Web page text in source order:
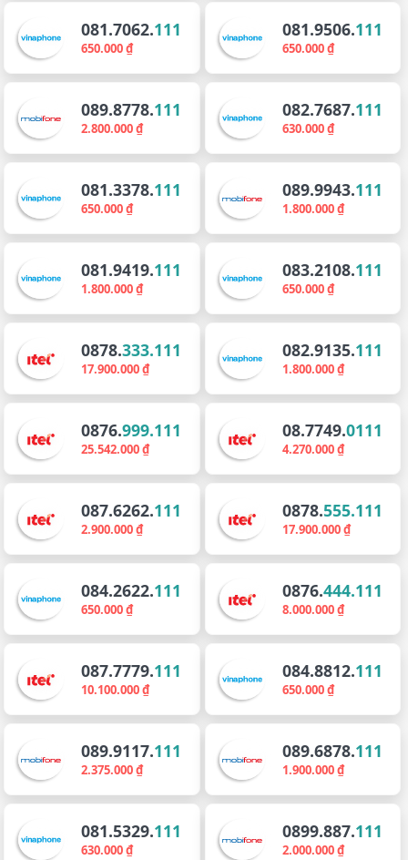
081.7062.111
650.000 ₫
081.9506.111
650.000 ₫
089.8778.111
2.800.000 ₫
082.7687.111
630.000 ₫
081.3378.111
650.000 ₫
089.9943.111
1.800.000 ₫
081.9419.111
1.800.000 ₫
083.2108.111
650.000 ₫
0878.333.111
17.900.000 ₫
082.9135.111
1.800.000 ₫
0876.999.111
25.542.000 ₫
08.7749.0111
4.270.000 ₫
087.6262.111
2.900.000 ₫
0878.555.111
17.900.000 ₫
084.2622.111
650.000 ₫
0876.444.111
8.000.000 ₫
087.7779.111
10.100.000 ₫
084.8812.111
650.000 ₫
089.9117.111
2.375.000 ₫
089.6878.111
1.900.000 ₫
081.5329.111
630.000 ₫
0899.887.111
2.000.000 ₫